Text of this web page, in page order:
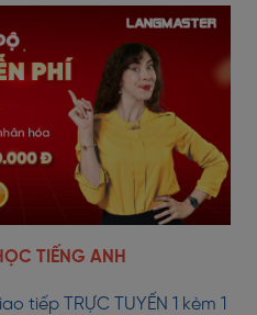
TIẾNG ANH
tiếp TRỰC TUYẾN 1 kèm 1